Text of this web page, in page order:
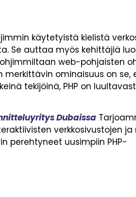
käytetyistä kielistä
Se auttaa myös kehittäjiä
web-pohjaisten
merkittävin ominaisuus on
tekijöinä, PHP on
Dubaissa
verkkosivustojen
perehtyneet uusimpiin PHP-